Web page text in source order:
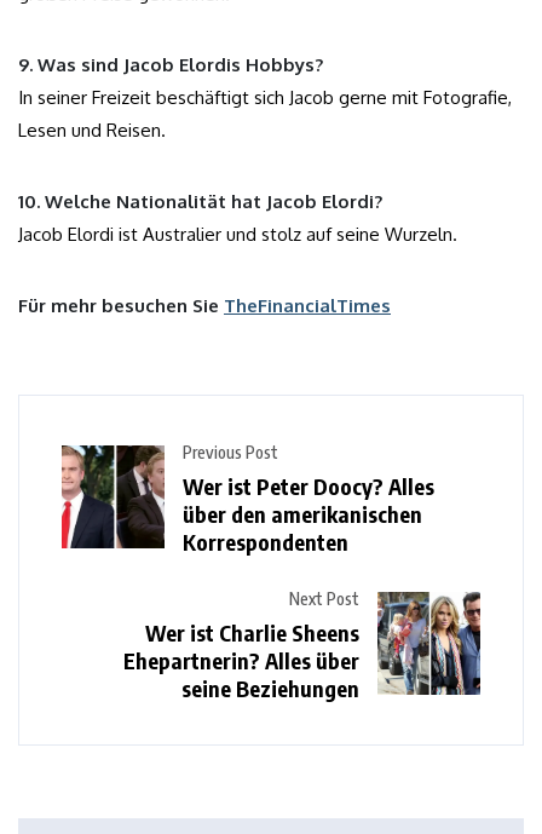
9. Was sind Jacob Elordis Hobbys?
In seiner Freizeit beschäftigt sich Jacob gerne mit Fotografie,
Lesen und Reisen.
10. Welche Nationalität hat Jacob Elordi?
Jacob Elordi ist Australier und stolz auf seine Wurzeln.
Für mehr besuchen Sie TheFinancialTimes
Previous Post
Wer ist Peter Doocy? Alles
über den amerikanischen
Korrespondenten
Next Post
Wer ist Charlie Sheens
Ehepartnerin? Alles über
seine Beziehungen